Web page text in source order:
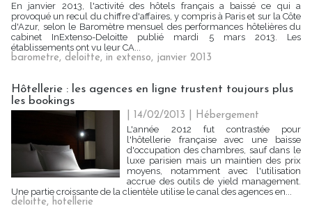
En janvier 2013, l'activité des hôtels français a baissé ce qui a
provoqué un recul du chiffre d'affaires, y compris à Paris et sur la Côte
d'Azur, selon le Baromètre mensuel des performances hôtelières du
cabinet InExtenso-Deloitte publié mardi 5 mars 2013. Les
établissements ont vu leur CA...
barometre, deloitte, in extenso, janvier 2013
Hôtellerie : les agences en ligne trustent toujours plus
les bookings
| 14/02/2013
Hébergement
L'année 2012 fut contrastée pour
l'hôtellerie française avec une baisse
d'occupation des chambres, sauf dans le
luxe parisien mais un maintien des prix
moyens, notamment avec l'utilisation
accrue des outils de yield management.
Une partie croissante de la clientèle utilise le canal des agences en...
deloitte, hotellerie